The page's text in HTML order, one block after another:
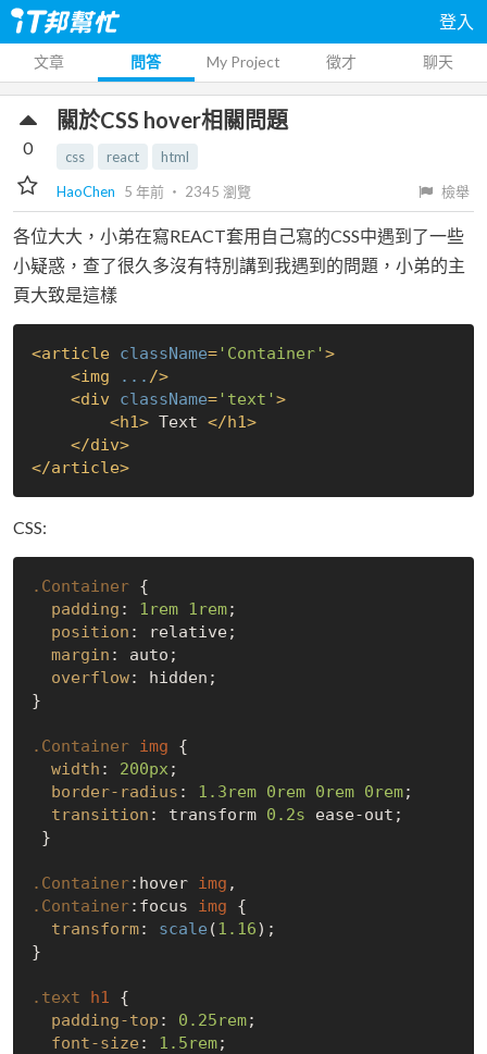
登入
文章 問答 My Project 徵才 聊天
關於CSS hover相關問題
css react
html
HaoChen
5 年前 ‧ 2345 瀏覽 檢舉
0
各位大大，小弟在寫REACT套用自己寫的CSS中遇到了一些
小疑惑，查了很久多沒有特別講到我遇到的問題，小弟的主
頁大致是這樣
<article className='Container' >
<img ... />
<div className='text' >
<h1> Text </h1>
</div>
</article>
CSS:
.Container {
padding : 1rem 1rem;
position : relative;
margin : auto;
overflow: hidden;
}
.Container img {
width : 200px ;
border-radius : 1.3rem 0rem 0rem 0rem;
transition : transform 0.2s ease-out;
.Container:hover img
.Container:focus img {
transform: scale (1.16);
}
.text h1
{
padding-top : 0.25rem;
font-size : 1.5rem;